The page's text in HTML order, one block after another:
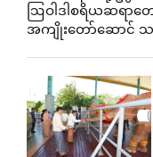
ဩဝါဒါစရိယဆရာ
အကျိုးတော်ဆောင်